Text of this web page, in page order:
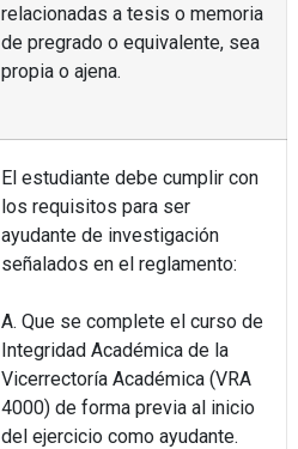
relacionadas a tesis o memoria
de pregrado o equivalente, sea
propia o ajena.
El estudiante debe cumplir con
los requisitos para ser
ayudante de investigación
señalados en el reglamento:
A. Que se complete el curso de
Integridad Académica de la
Vicerrectoría Académica (VRA
4000) de forma previa al inicio
del ejercicio como ayudante.